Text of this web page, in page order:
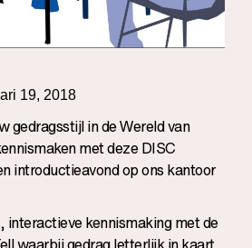
19, 2018
gedragsstijl in de Wereld van
met deze DISC
introductieavond op ons kantoor
interactieve kennismaking met de